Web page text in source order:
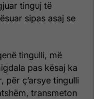
tinguj të
sipas asaj se
tingulli, më
pas kësaj ka
për ç’arsye tingulli
transmeton